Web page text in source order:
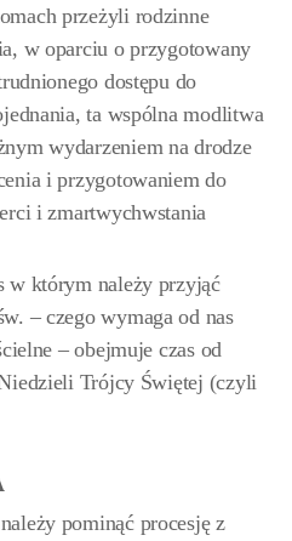
przeżyli rodzinne
w oparciu o przygotowany
dostępu do
ta wspólna modlitwa
wydarzeniem na drodze
i przygotowaniem do
i zmartwychwstania
w którym należy przyjąć
– czego wymaga od nas
– obejmuje czas od
Trójcy Świętej (czyli
pominąć procesję z